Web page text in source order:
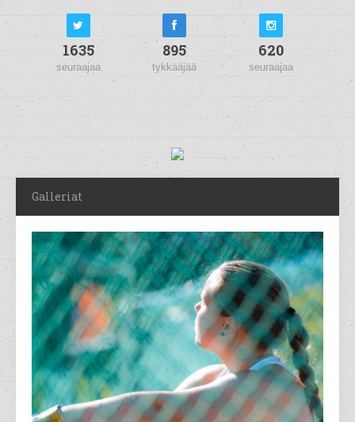
1635
seuraajaa
895
tykkääjää
620
seuraajaa
Galleriat